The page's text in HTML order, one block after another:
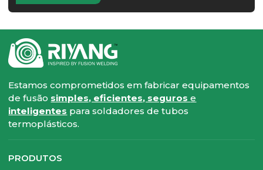
Estamos comprometidos em fabricar equipamentos
de fusão simples, eficientes, segurose
inteligentes para soldadores de tubos
termoplásticos.
PRODUTOS